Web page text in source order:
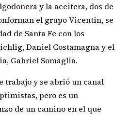
y la aceitera, dos de
el grupo Vicentin, se
de Santa Fe con los
Daniel Costamagna y el
Gabriel Somaglia.
trabajo y se abrió un canal
pero es un
de un camino en el que